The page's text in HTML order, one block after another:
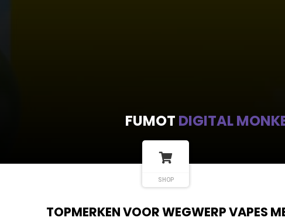
FUMOT DIGITAL
SHOP
TOPMERKEN VOOR WEGWERP VAPES